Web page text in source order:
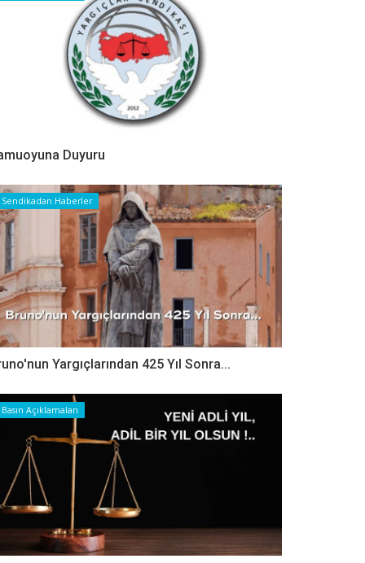
Duyuru
Sendikadan Haberler
Yargıçlarından 425 Yıl Sonra...
Basın Açıklamaları